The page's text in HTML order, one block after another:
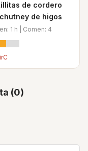
de cordero
de higos
1 h | Comen: 4
(0)